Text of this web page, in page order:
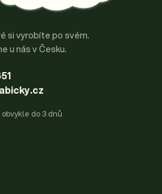
v
p
i
s
si vyrobíte po svém.
u nás v Česku.
do 3 dnů